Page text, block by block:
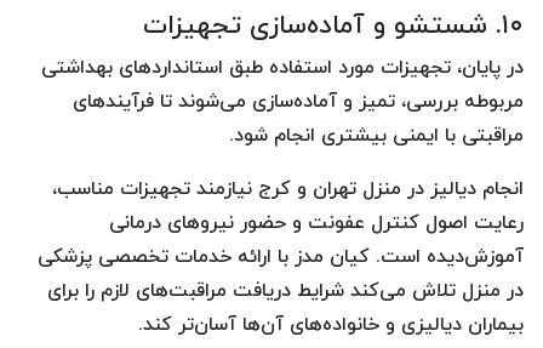
۱۰. شستشو و آماده‌سازی تجهیزات
در پایان، تجهیزات مورد استفاده طبق استانداردهای بهداشتی
مربوطه بررسی، تمیز و آماده‌سازی می‌شوند تا فرآیندهای
مراقبتی با ایمنی بیشتری انجام شود.
انجام دیالیز در منزل تهران و کرج نیازمند تجهیزات مناسب،
رعایت اصول کنترل عفونت و حضور نیروهای درمانی
آموزش‌دیده است. کیان مدز با ارائه خدمات تخصصی پزشکی
در منزل تلاش می‌کند شرایط دریافت مراقبت‌های لازم را برای
بیماران دیالیزی و خانواده‌های آن‌ها آسان‌تر کند.